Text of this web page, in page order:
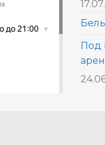
Под